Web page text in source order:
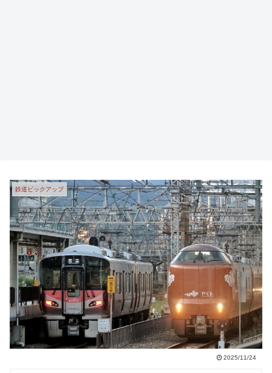
鉄道ピックアップ
2025/11/24